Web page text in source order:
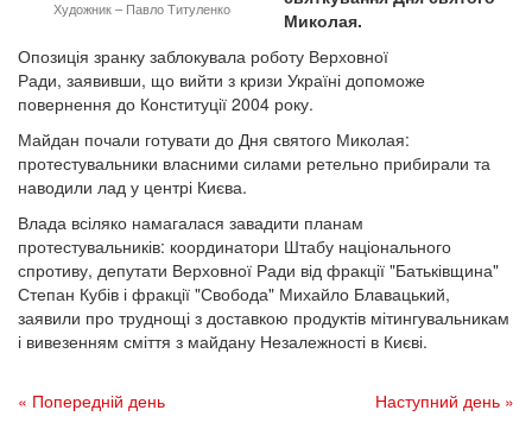
Художник – Павло Титуленко
Миколая.
Опозиція зранку заблокувала роботу Верховної
Ради, заявивши, що вийти з кризи Україні допоможе
повернення до Конституції 2004 року.
Майдан почали готувати до Дня святого Миколая:
протестувальники власними силами ретельно прибирали та
наводили лад у центрі Києва.
Влада всіляко намагалася завадити планам
протестувальників: координатори Штабу національного
спротиву, депутати Верховної Ради від фракції "Батьківщина"
Степан Кубів і фракції "Свобода" Михайло Блавацький,
заявили про труднощі з доставкою продуктів мітингувальникам
і вивезенням сміття з майдану Незалежності в Києві.
« Попередній день Наступний день »